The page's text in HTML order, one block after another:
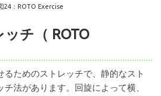
24：ROTO Exercise
チ（ ROTO
るためのストレッチで、静的なスト
法があります。回旋によって横、